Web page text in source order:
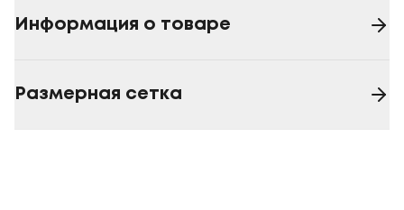
Информация о товаре
Размерная сетка